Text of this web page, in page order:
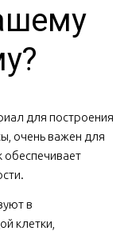
для построения
очень важен для
обеспечивает
в
клетки,